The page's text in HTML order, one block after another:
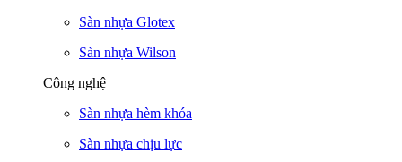
Sàn nhựa Glotex
Sàn nhựa Wilson
Công nghệ
Sàn nhựa hèm khóa
Sàn nhựa chịu lực